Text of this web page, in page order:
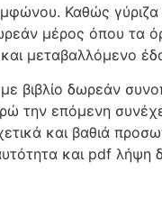
Καθώς γύριζα
μέρος όπου τα
μεταβαλλόμενο
βιβλίο δωρεάν
την επόμενη
και βαθιά
και pdf λήψη